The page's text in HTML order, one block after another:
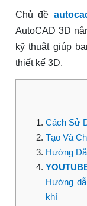
Chủ đề
AutoCAD 3D
kỹ thuật giúp
thiết kế 3D.
Cách Sử
Tạo Và
Hướng
Hướng
khí